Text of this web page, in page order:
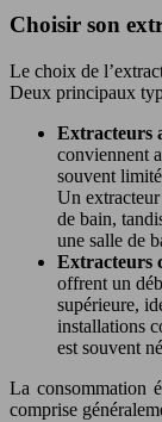
Choisir son
Le choix de
Deux principaux
Extracteurs
conviennent
souvent
Un extracteur
de bain,
une salle de
Extracteurs
offrent un
supérieure,
installations
est souvent
La consommation
comprise